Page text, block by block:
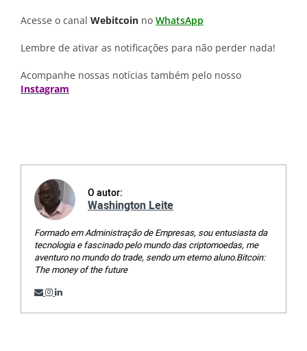
Acesse o canal Webitcoin no WhatsApp
Lembre de ativar as notificações para não perder nada!
Acompanhe nossas notícias também pelo nosso
Instagram
O autor:
Washington Leite
Formado em Administração de Empresas, sou entusiasta da
tecnologia e fascinado pelo mundo das criptomoedas, me
aventuro no mundo do trade, sendo um eterno aluno.Bitcoin:
The money of the future